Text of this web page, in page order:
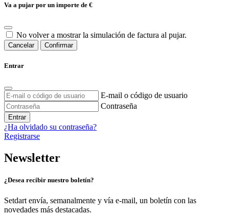
Va a pujar por un importe de €
No volver a mostrar la simulación de factura al pujar.
Cancelar Confirmar
Entrar
E-mail o código de usuario
Contraseña
Entrar
¿Ha olvidado su contraseña?
Registrarse
Newsletter
¿Desea recibir nuestro boletín?
Setdart envía, semanalmente y vía e-mail, un boletín con las
novedades más destacadas.